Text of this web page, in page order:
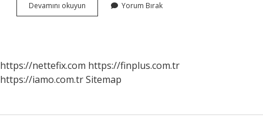
Devamını okuyun
Temizlemede
Yorum Bırak
https://nettefix.com https://finplus.com.tr
https://iamo.com.trSitemap